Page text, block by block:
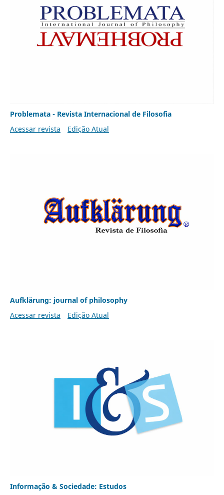
Problemata - Revista Internacional de Filosofia
Acessar revista
Edição Atual
Aufklärung: journal of philosophy
Acessar revista
Edição Atual
Informação & Sociedade: Estudos